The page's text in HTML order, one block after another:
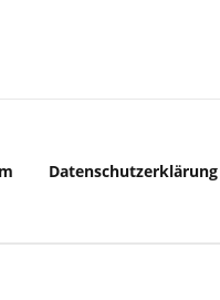
Datenschutzerklärung